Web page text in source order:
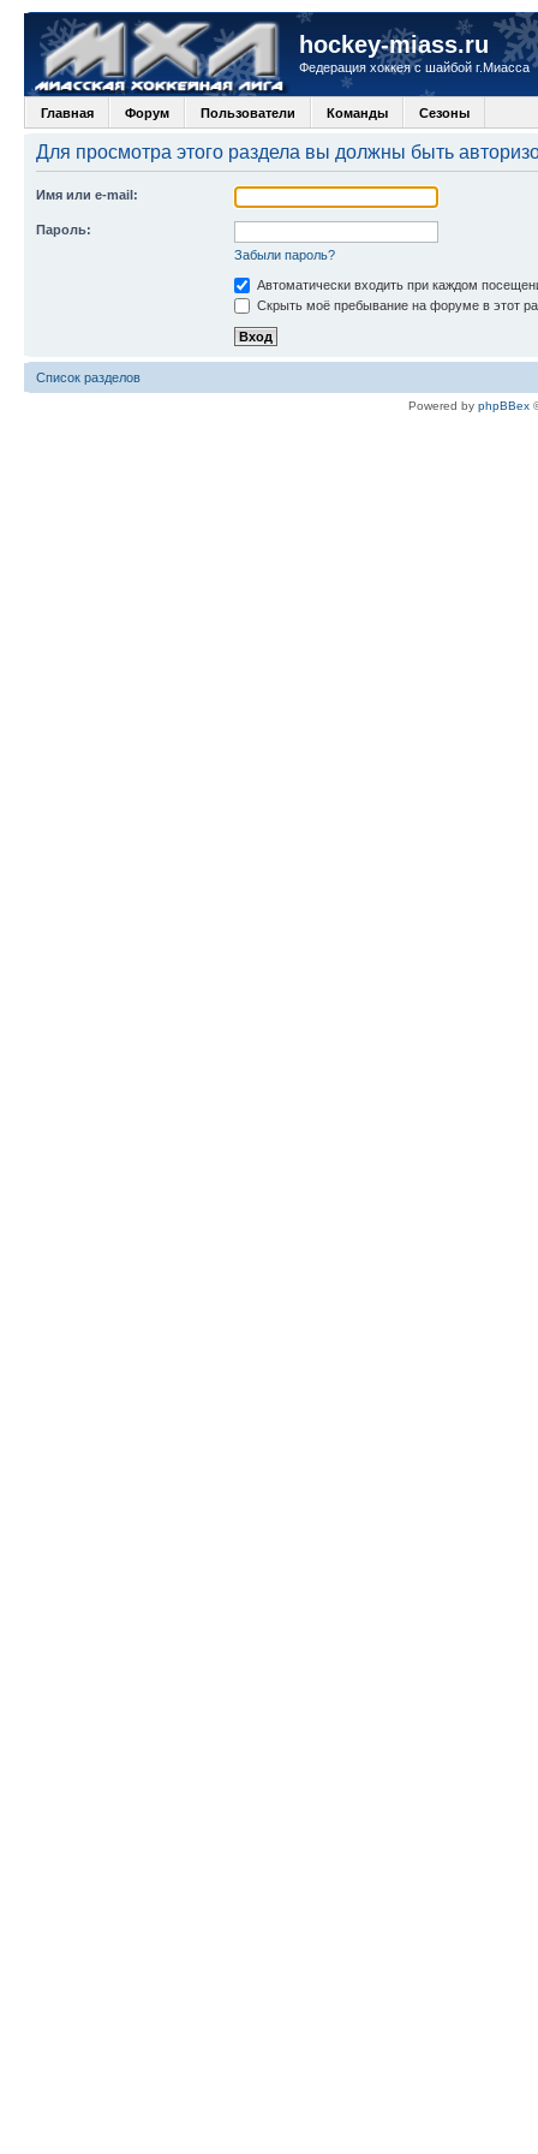
hockey-miass.ru
Федерация хоккея с шайбой г.Миасса
Главная Форум Пользователи Команды Сезоны
Для просмотра этого раздела вы должны быть
Имя или e-mail:
Пароль:
Забыли пароль?
Автоматически входить при каждом
Скрыть моё пребывание на форуме в этот
Список разделов
Powered by phpBBex